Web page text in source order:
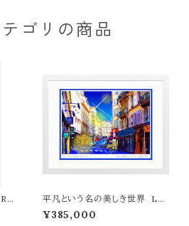
ゴリの商品
ン
平凡という名の美しき世界 LE
ON TERASHIMA版画作品77
作限定（オンライン限定特典付き
¥385,000